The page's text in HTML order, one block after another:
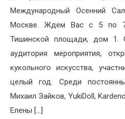
Международный Осенний
Москве. Ждем Вас с 5 по 7
Тишинской площади, дом 1.
аудитория мероприятия,
кукольного искусства,
целый год. Среди
Михаил Зайков, YukiDoll,
Елены […]